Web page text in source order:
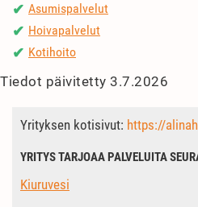
✔ Asumispalvelut
✔ Hoivapalvelut
✔ Kotihoito
Tiedot päivitetty 3.7.2026
Yrityksen kotisivut: https://
YRITYS TARJOAA PALVELUITA
Kiuruvesi